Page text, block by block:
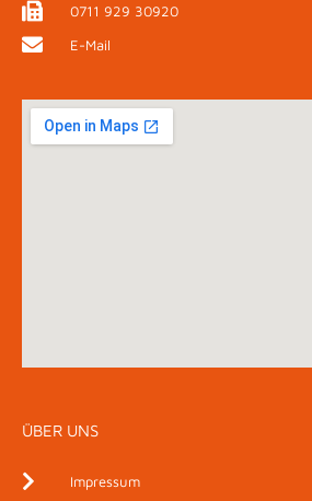
0711 929 30920
E-Mail
ÜBER UNS
Impressum